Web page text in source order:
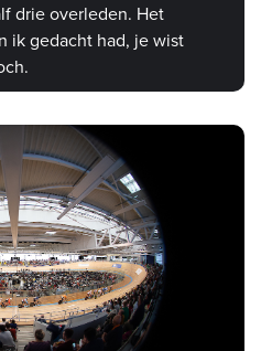
drie overleden. Het
ik gedacht had, je wist